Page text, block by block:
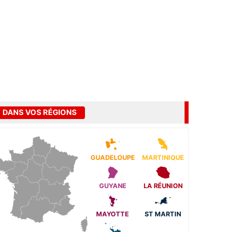
DANS VOS RÉGIONS
GUADELOUPE MARTINIQUE
GUYANE LA RÉUNION
MAYOTTE ST MARTIN